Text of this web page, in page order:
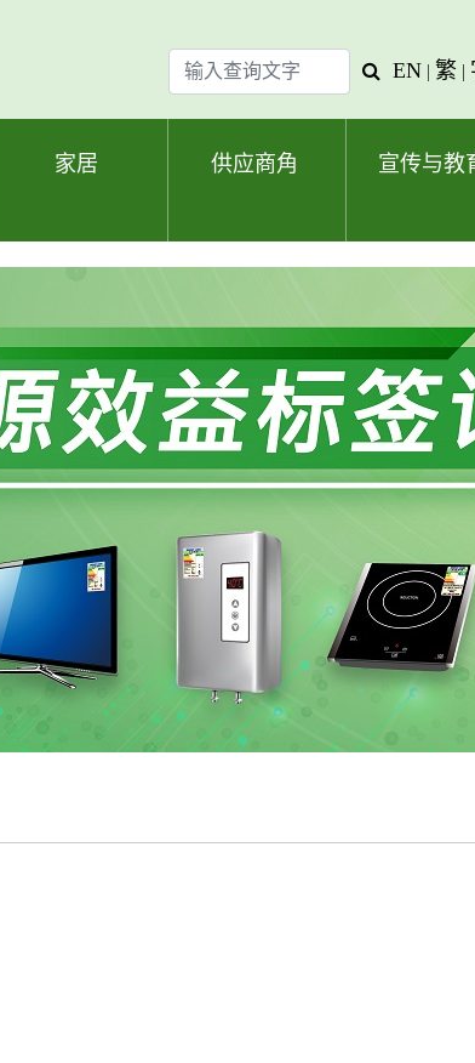
输
入
查
查
字
EN | 繁 |
家居 供应商角 宣传与教